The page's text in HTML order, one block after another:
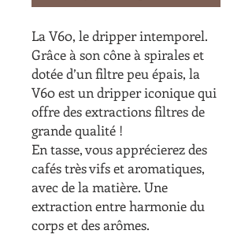
La V60, le dripper intemporel.
Grâce à son cône à spirales et
dotée d’un filtre peu épais, la
V60 est un dripper iconique qui
offre des extractions filtres de
grande qualité !
En tasse, vous apprécierez des
cafés très vifs et aromatiques,
avec de la matière. Une
extraction entre harmonie du
corps et des arômes.